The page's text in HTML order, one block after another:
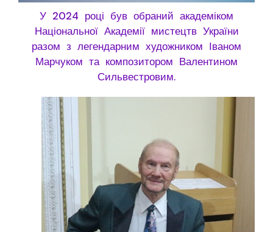
У 2024 році був обраний академіком
Національної Академії мистецтв України
разом з легендарним художником Іваном
Марчуком та композитором Валентином
Сильвестровим.